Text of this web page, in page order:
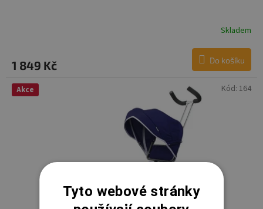
R
M
A
Skladem
1 849 Kč Do košíku
Akce Kód: 164
Tyto webové stránky